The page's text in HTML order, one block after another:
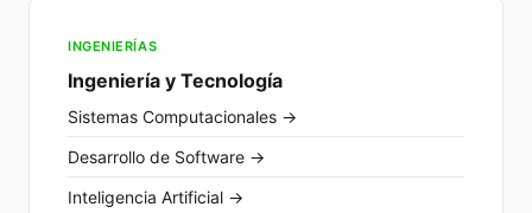
INGENIERÍAS
Ingeniería y Tecnología
Sistemas Computacionales →
Desarrollo de Software →
Inteligencia Artificial →